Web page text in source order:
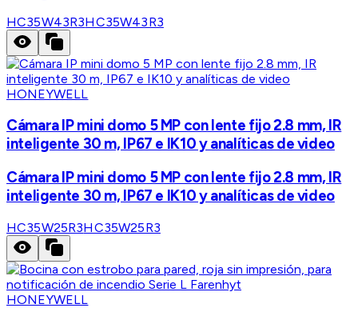
HC35W43R3HC35W43R3
HONEYWELL
Cámara IP mini domo 5 MP con lente fijo 2.8 mm, IR
inteligente 30 m, IP67 e IK10 y analíticas de video
Cámara IP mini domo 5 MP con lente fijo 2.8 mm, IR
inteligente 30 m, IP67 e IK10 y analíticas de video
HC35W25R3HC35W25R3
HONEYWELL